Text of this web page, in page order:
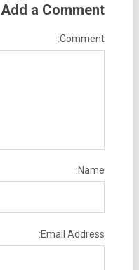
Add a Comment
Comment:
Name:
Email Address: